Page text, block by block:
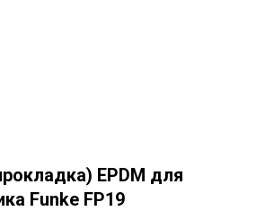
EPDM для
Funke FP19